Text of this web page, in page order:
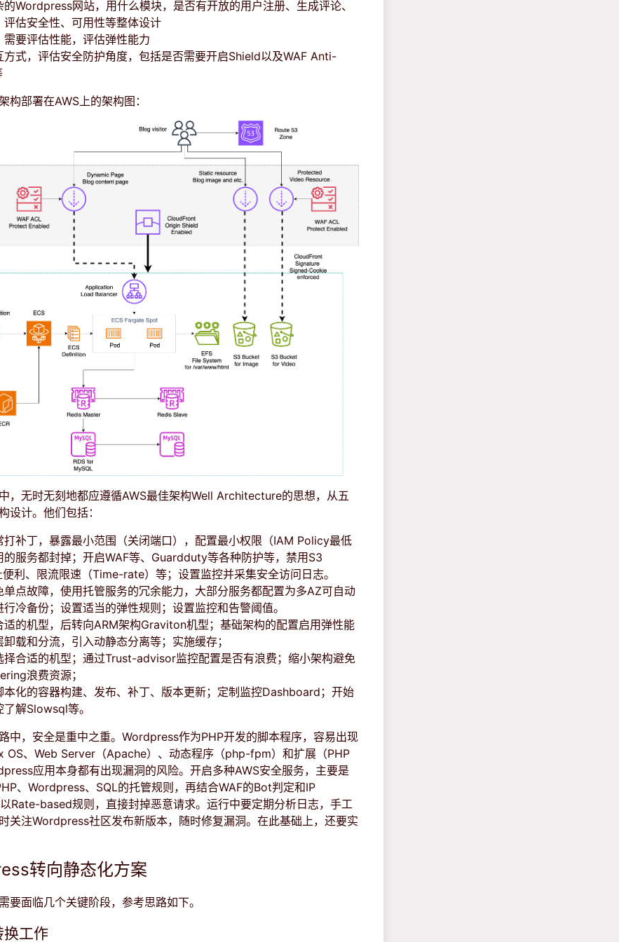
Wordpress网站，用什么模块，是否有开放的用户注册、生成评论、
评估安全性、可用性等整体设计
需要评估性能，评估弹性能力
方式，评估安全防护角度，包括是否需要开启Shield以及WAF Anti-
构部署在AWS上的架构图：
，无时无刻地都应遵循AWS最佳架构Well Architecture的思想，从五
设计。他们包括：
打补丁，暴露最小范围（关闭端口），配置最小权限（IAM Policy最低
的服务都封掉；开启WAF等、Guardduty等各种防护等，禁用S3
利、限流限速（Time-rate）等；设置监控并采集安全访问日志。
单点故障，使用托管服务的冗余能力，大部分服务都配置为多AZ可自动
冷备份；设置适当的弹性规则；设置监控和告警阈值。
适的机型，后转向ARM架构Graviton机型；基础架构的配置启用弹性能
载和分流，引入动静态分离等；实施缓存；
择合适的机型；通过Trust-advisor监控配置是否有浪费；缩小架构避免
浪费资源；
本化的容器构建、发布、补丁、版本更新；定制监控Dashboard；开始
解Slowsql等。
中，安全是重中之重。Wordpress作为PHP开发的脚本程序，容易出现
OS、Web Server（Apache）、动态程序（php-fpm）和扩展（PHP
应用本身都有出现漏洞的风险。开启多种AWS安全服务，主要是
、Wordpress、SQL的托管规则，再结合WAF的Bot判定和IP
Rate-based规则，直接封掉恶意请求。运行中要定期分析日志，手工
关注Wordpress社区发布新版本，随时修复漏洞。在此基础上，还要实
转向静态化方案
要面临几个关键阶段，参考思路如下。
换工作